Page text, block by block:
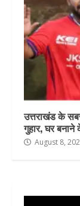
उत्तराखंड के
गुहार, घर बनाने
August 8,